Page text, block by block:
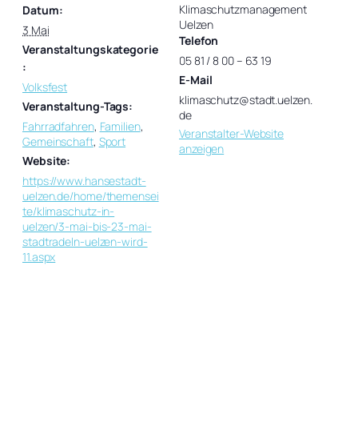
Datum:
3 Mai
Veranstaltungskategorie
:
Volksfest
Veranstaltung-Tags:
Fahrradfahren, Familien,
Gemeinschaft, Sport
Website:
https://www.hansestadt-
uelzen.de/home/themensei
te/klimaschutz-in-
uelzen/3-mai-bis-23-mai-
stadtradeln-uelzen-wird-
11.aspx
Klimaschutzmanagement
Uelzen
Telefon
05 81 / 8 00 – 63 19
E-Mail
klimaschutz@stadt.uelzen.
de
Veranstalter-Website
anzeigen